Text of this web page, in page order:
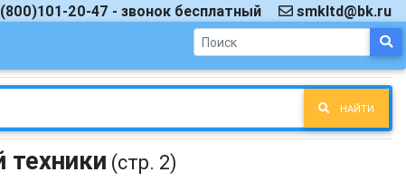
20-47 - звонок бесплатный smkltd@bk.ru
НАЙТИ
техники (стр. 2)